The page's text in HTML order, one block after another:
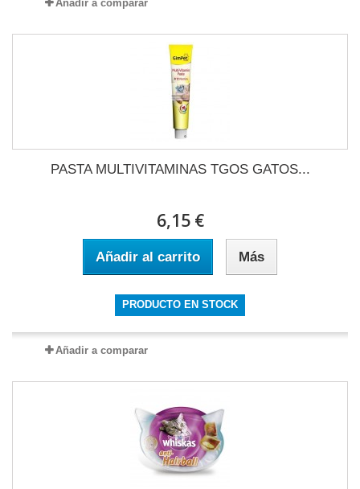
Añadir a comparar
PASTA MULTIVITAMINAS TGOS GATOS...
6,15 €
Añadir al carrito Más
PRODUCTO EN STOCK
Añadir a comparar